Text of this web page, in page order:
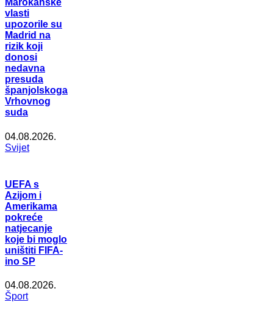
Marokanske
vlasti
upozorile su
Madrid na
rizik koji
donosi
nedavna
presuda
španjolskoga
Vrhovnog
suda
04.08.2026.
Svijet
UEFA s
Azijom i
Amerikama
pokreće
natjecanje
koje bi moglo
uništiti FIFA-
ino SP
04.08.2026.
Šport